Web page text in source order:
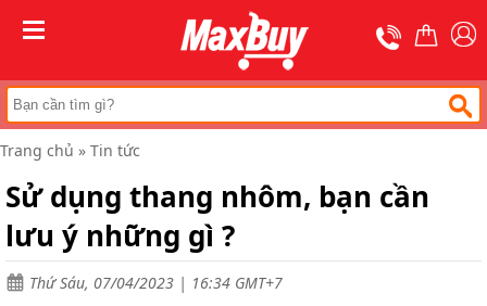
Trang
chủ
Thang
chữ
A
nhôm
rút
Thang
nhôm
cách
điện
Trang chủ » Tin tức
Sử dụng thang nhôm, bạn cần
lưu ý những gì ?
Thứ Sáu, 07/04/2023 | 16:34 GMT+7